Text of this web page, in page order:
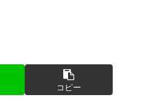
コピー